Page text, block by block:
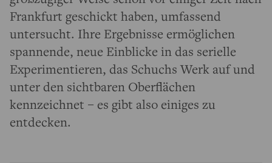
Frankfurt geschickt haben, umfassend
untersucht. Ihre Ergebnisse ermöglichen
spannende, neue Einblicke in das serielle
Experimentieren, das Schuchs Werk auf und
unter den sichtbaren Oberflächen
kennzeichnet – es gibt also einiges zu
entdecken.